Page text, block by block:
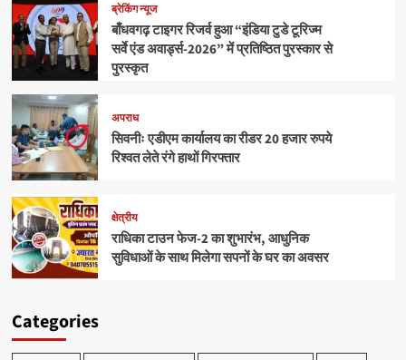
ब्रेकिंग न्यूज
बाँधवगढ़ टाइगर रिजर्व हुआ “इंडिया टुडे टूरिज्म
सर्वे एंड अवार्ड्स-2026” में प्रतिष्ठित पुरस्कार से
पुरस्कृत
अपराध
सिवनीः एडीएम कार्यालय का रीडर 20 हजार रुपये
रिश्वत लेते रंगे हाथों गिरफ्तार
क्षेत्रीय
राधिका टाउन फेज-2 का शुभारंभ, आधुनिक
सुविधाओं के साथ मिलेगा सपनों के घर का अवसर
Categories